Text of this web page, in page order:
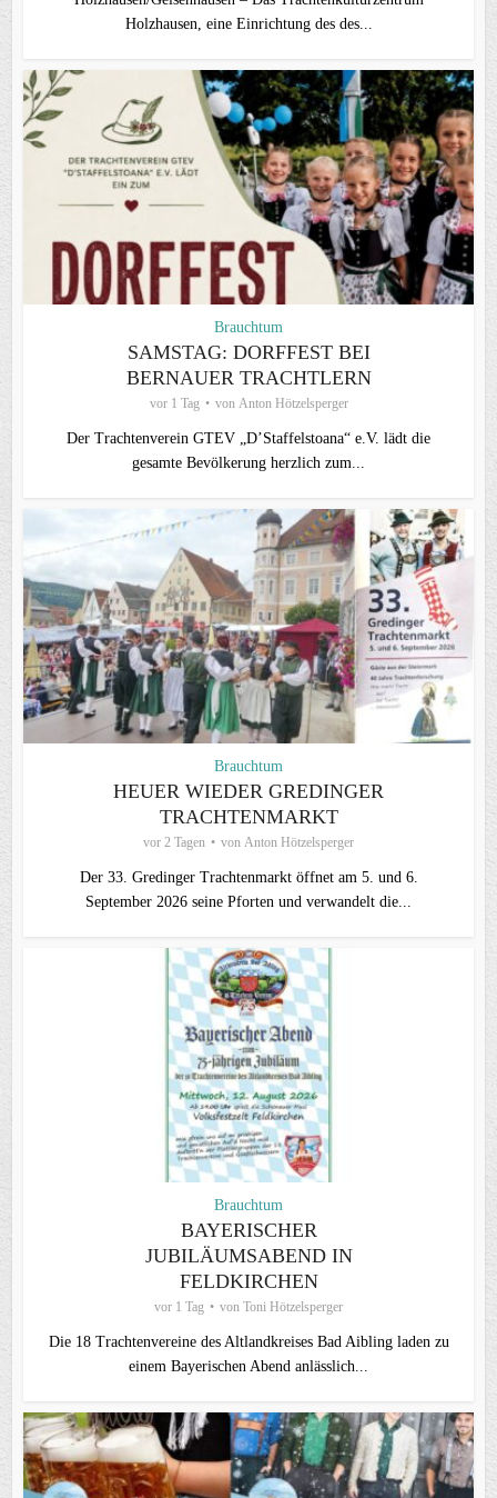
Holzhausen, eine Einrichtung des des...
Brauchtum
SAMSTAG: DORFFEST BEI
BERNAUER TRACHTLERN
vor 1 Tag von Anton Hötzelsperger
Der Trachtenverein GTEV „D’Staffelstoana“ e.V. lädt die
gesamte Bevölkerung herzlich zum...
Brauchtum
HEUER WIEDER GREDINGER
TRACHTENMARKT
vor 2 Tagen von Anton Hötzelsperger
Der 33. Gredinger Trachtenmarkt öffnet am 5. und 6.
September 2026 seine Pforten und verwandelt die...
Brauchtum
BAYERISCHER
JUBILÄUMSABEND IN
FELDKIRCHEN
vor 1 Tag von Toni Hötzelsperger
Die 18 Trachtenvereine des Altlandkreises Bad Aibling laden zu
einem Bayerischen Abend anlässlich...